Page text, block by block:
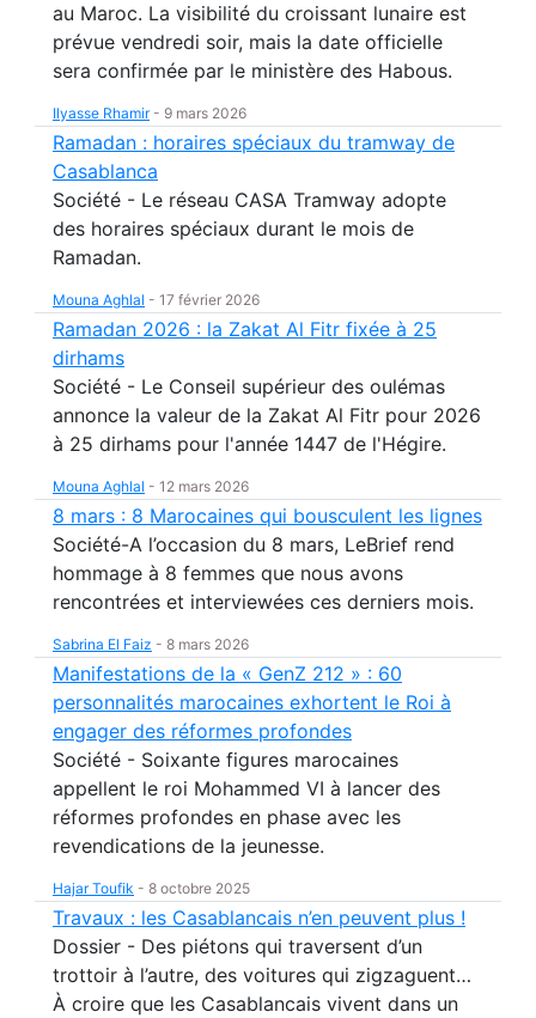
au Maroc. La visibilité du croissant lunaire est
prévue vendredi soir, mais la date officielle
sera confirmée par le ministère des Habous.
Ilyasse Rhamir- 9 mars 2026
Ramadan : horaires spéciaux du tramway de
Casablanca
Société - Le réseau CASA Tramway adopte
des horaires spéciaux durant le mois de
Ramadan.
Mouna Aghlal - 17 février 2026
Ramadan 2026 : la Zakat Al Fitr fixée à 25
dirhams
Société - Le Conseil supérieur des oulémas
annonce la valeur de la Zakat Al Fitr pour 2026
à 25 dirhams pour l'année 1447 de l'Hégire.
Mouna Aghlal - 12 mars 2026
8 mars : 8 Marocaines qui bousculent les lignes
Société-A l’occasion du 8 mars, LeBrief rend
hommage à 8 femmes que nous avons
rencontrées et interviewées ces derniers mois.
Sabrina El Faiz - 8 mars 2026
Manifestations de la « GenZ 212 » : 60
personnalités marocaines exhortent le Roi à
engager des réformes profondes
Société - Soixante figures marocaines
appellent le roi Mohammed VI à lancer des
réformes profondes en phase avec les
revendications de la jeunesse.
Hajar Toufik - 8 octobre 2025
Travaux : les Casablancais n’en peuvent plus !
Dossier - Des piétons qui traversent d’un
trottoir à l’autre, des voitures qui zigzaguent…
À croire que les Casablancais vivent dans un